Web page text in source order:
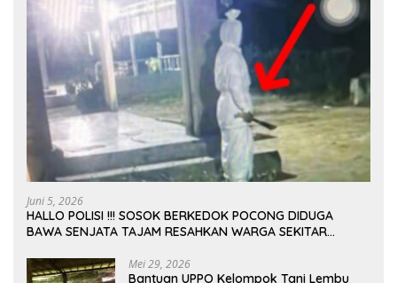
Juni 5, 2026
HALLO POLISI !!! SOSOK BERKEDOK POCONG DIDUGA
BAWA SENJATA TAJAM RESAHKAN WARGA SEKITAR
Mei 29, 2026
Bantuan UPPO Kelompok Tani Lembu